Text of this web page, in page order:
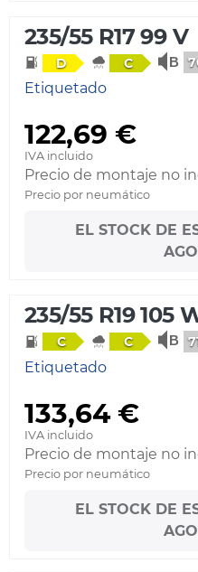
235/55 R17 99 V
D C
Etiquetado
122,69 €
IVA incluido
Precio de montaje no
Precio por neumático
EL STOCK DE
235/55 R19 105
C C
Etiquetado
133,64 €
IVA incluido
Precio de montaje no
Precio por neumático
EL STOCK DE